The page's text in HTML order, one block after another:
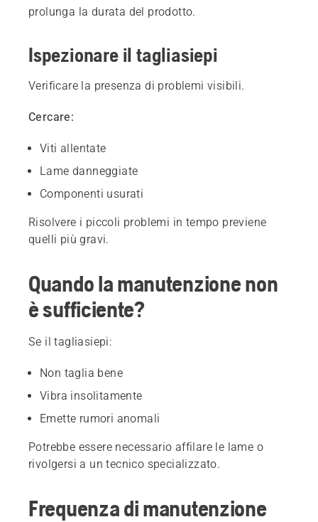
prolunga la durata del prodotto.
Ispezionare il tagliasiepi
Verificare la presenza di problemi visibili.
Cercare:
Viti allentate
Lame danneggiate
Componenti usurati
Risolvere i piccoli problemi in tempo previene
quelli più gravi.
Quando la manutenzione non
è sufficiente?
Se il tagliasiepi:
Non taglia bene
Vibra insolitamente
Emette rumori anomali
Potrebbe essere necessario affilare le lame o
rivolgersi a un tecnico specializzato.
Frequenza di manutenzione